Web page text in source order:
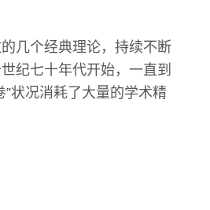
几个经典理论，持续不断
纪七十年代开始，一直到
状况消耗了大量的学术精